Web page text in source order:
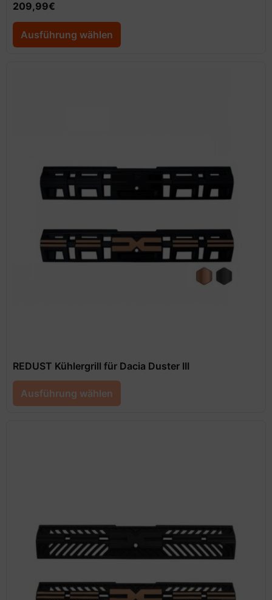
209,99€
Ausführung wählen
REDUST Kühlergrill für Dacia Duster III
Ausführung wählen